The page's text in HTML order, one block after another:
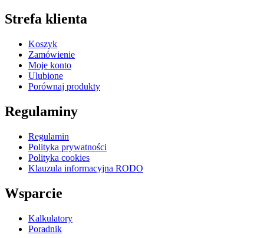
Strefa klienta
Koszyk
Zamówienie
Moje konto
Ulubione
Porównaj produkty
Regulaminy
Regulamin
Polityka prywatności
Polityka cookies
Klauzula informacyjna RODO
Wsparcie
Kalkulatory
Poradnik